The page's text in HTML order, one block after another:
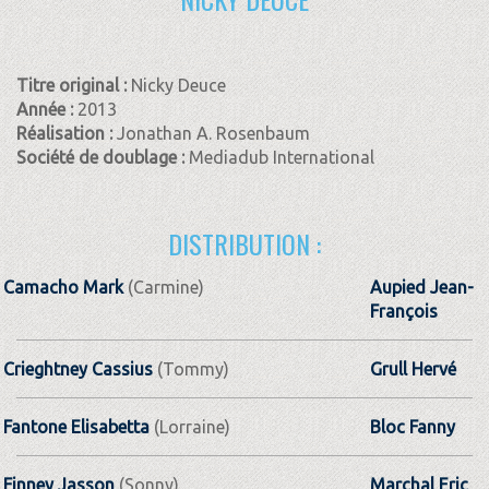
Titre original : Nicky Deuce
Année : 2013
Réalisation :Jonathan A. Rosenbaum
Société de doublage :Mediadub International
DISTRIBUTION :
Camacho Mark(Carmine)
Aupied Jean-
François
Crieghtney Cassius (Tommy) Grull Hervé
Fantone Elisabetta(Lorraine) Bloc Fanny
Finney Jasson(Sonny) Marchal Eric